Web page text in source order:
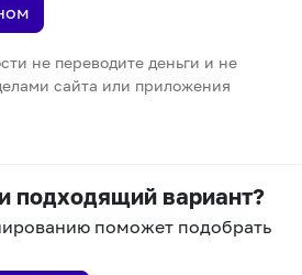
не переводите деньги и не
сайта или приложения
подходящий вариант?
поможет подобрать